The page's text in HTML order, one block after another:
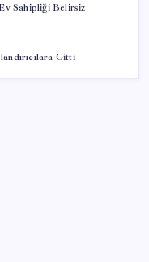
Sahipliği Belirsiz
Gitti